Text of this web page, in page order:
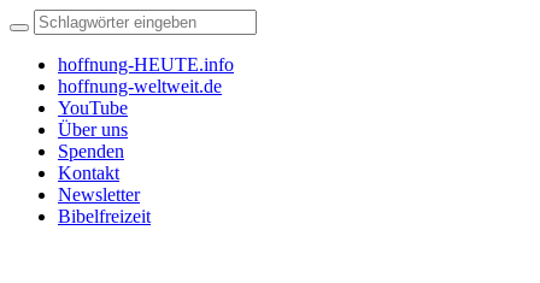
hoffnung-HEUTE.info
hoffnung-weltweit.de
YouTube
Über uns
Spenden
Kontakt
Newsletter
Bibelfreizeit